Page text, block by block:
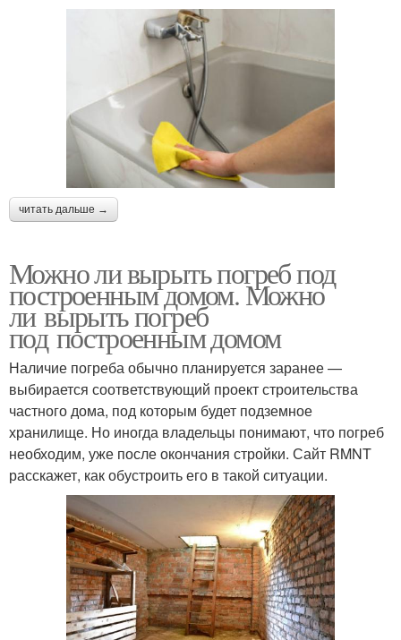
читать дальше →
Можно ли вырыть погреб под
построенным домом. Можно
ли вырыть погреб
под построенным домом
Наличие погреба обычно планируется заранее —
выбирается соответствующий проект строительства
частного дома, под которым будет подземное
хранилище. Но иногда владельцы понимают, что погреб
необходим, уже после окончания стройки. Сайт RMNT
расскажет, как обустроить его в такой ситуации.